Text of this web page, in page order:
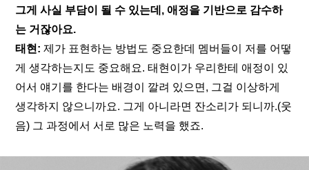
그게 사실 부담이 될 수 있는데, 애정을 기반으로 감수하
는 거잖아요.
태현: 제가 표현하는 방법도 중요한데 멤버들이 저를 어떻
게 생각하는지도 중요해요. 태현이가 우리한테 애정이 있
어서 얘기를 한다는 배경이 깔려 있으면, 그걸 이상하게
생각하지 않으니까요. 그게 아니라면 잔소리가 되니까.(웃
음) 그 과정에서 서로 많은 노력을 했죠.